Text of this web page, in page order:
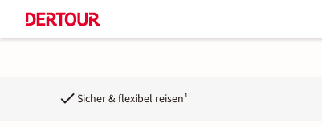
Sicher & flexibel reisen¹